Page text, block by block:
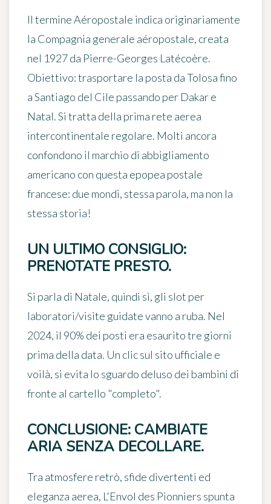
Il termineAéropostale indica originariamente
la Compagnia generale aéropostale, creata
nel 1927 da Pierre-Georges Latécoère.
Obiettivo: trasportare la posta da Tolosa fino
a Santiago del Cile passando per Dakar e
Natal. Si tratta della prima rete aerea
intercontinentale regolare. Molti ancora
confondono il marchio di abbigliamento
americano con questa epopea postale
francese: due mondi, stessa parola, ma non la
stessa storia!
UN ULTIMO CONSIGLIO:
PRENOTATE PRESTO.
Si parla di Natale, quindi sì, gli slot per
laboratori/visite guidate vanno a ruba. Nel
2024, il 90% dei posti era esaurito tre giorni
prima della data. Un clic sul sito ufficiale e
voilà, si evita lo sguardo deluso dei bambini di
fronte al cartello "completo".
CONCLUSIONE: CAMBIATE
ARIA SENZA DECOLLARE.
Tra atmosfere retrò, sfide divertenti ed
eleganza aerea, L'Envol des Pionniers spunta